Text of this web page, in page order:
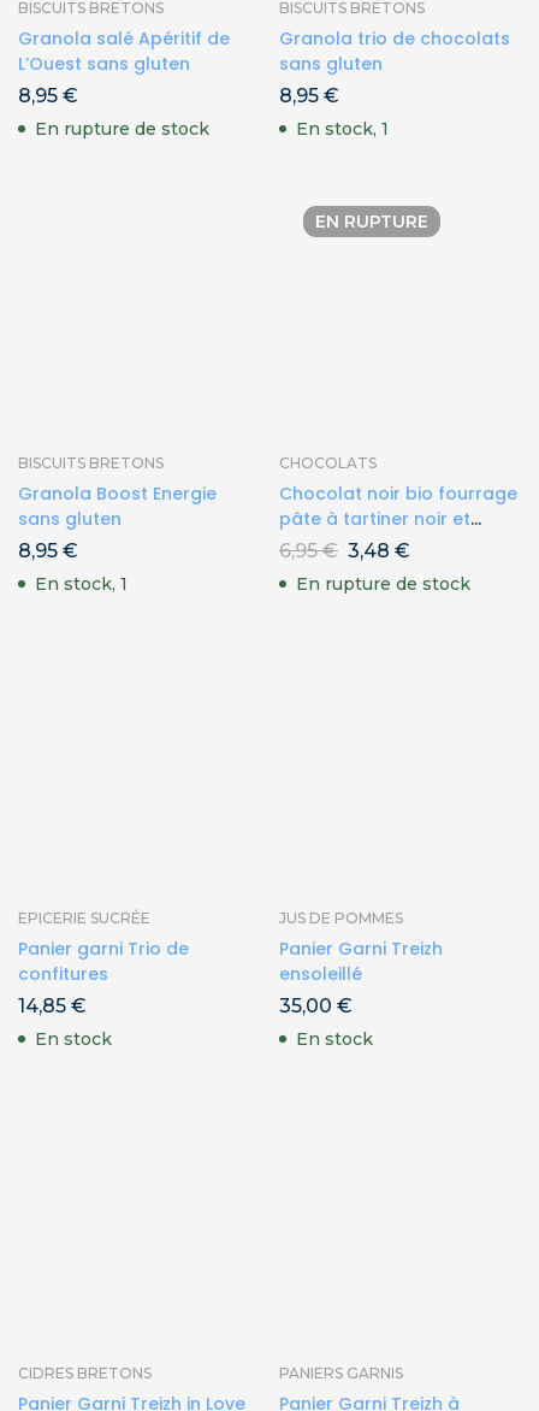
BISCUITS BRETONS
Granola salé Apéritif de
L’Ouest sans gluten
8,95 €
En rupture de stock
BISCUITS BRETONS
Granola trio de chocolats
sans gluten
8,95 €
En stock, 1
BISCUITS BRETONS
Granola Boost Energie
sans gluten
8,95 €
En stock, 1
EN RUPTURE
CHOCOLATS
Chocolat noir bio fourrage
pâte à tartiner noir et
amandes
6,95€ 3,48 €
En rupture de stock
EPICERIE SUCRÉE
Panier garni Trio de
confitures
14,85 €
En stock
JUS DE POMMES
Panier Garni Treizh
ensoleillé
35,00 €
En stock
CIDRES BRETONS
Panier Garni Treizh in Love
PANIERS GARNIS
Panier Garni Treizh à